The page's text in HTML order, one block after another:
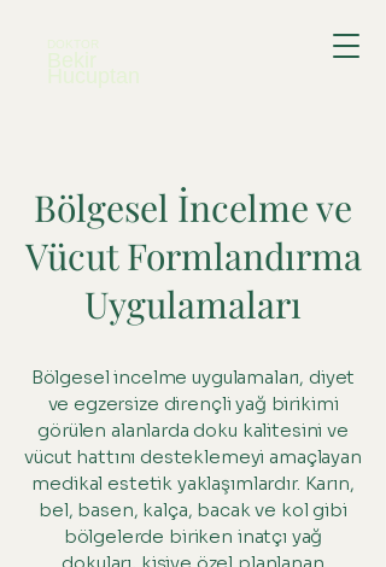
DOKTOR
Bekir
Hucuptan
Bölgesel İncelme ve
Vücut Formlandırma
Uygulamaları
Bölgesel incelme uygulamaları, diyet
ve egzersize dirençli yağ birikimi
görülen alanlarda doku kalitesini ve
vücut hattını desteklemeyi amaçlayan
medikal estetik yaklaşımlardır. Karın,
bel, basen, kalça, bacak ve kol gibi
bölgelerde biriken inatçı yağ